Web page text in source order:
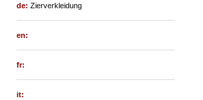
de:Zierverkleidung
en:
fr:
it: